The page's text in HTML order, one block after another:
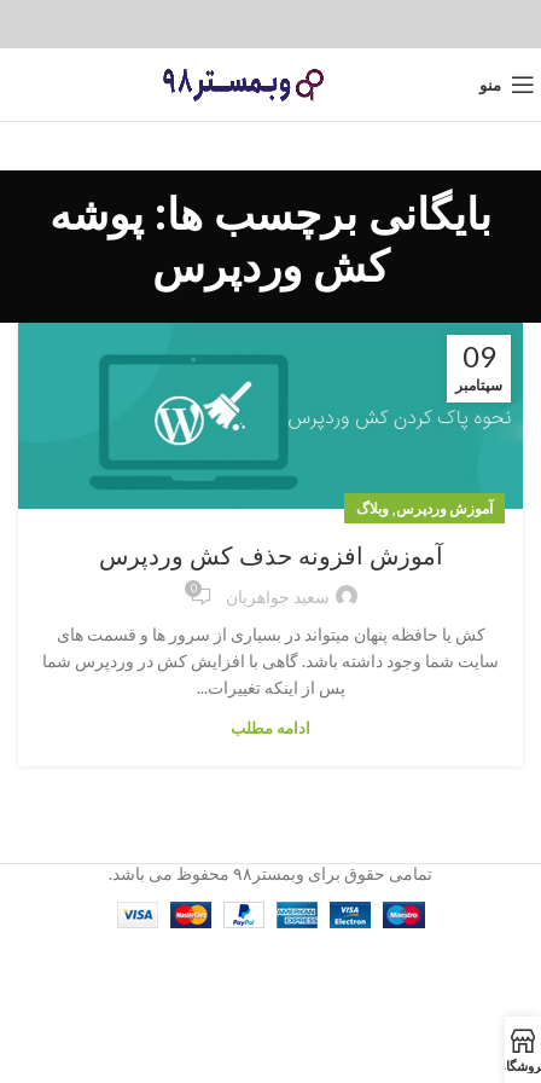
منو
بایگانی برچسب ها: پوشه
کش وردپرس
09
سپتامبر
آموزش وردپرس, وبلاگ
آموزش افزونه حذف کش وردپرس
سعید جواهریان 0
کش یا حافظه پنهان میتواند در بسیاری از سرور ها و قسمت های
سایت شما وجود داشته باشد. گاهی با افزایش کش در وردپرس شما
پس از اینکه تغییرات...
ادامه مطلب
تمامی حقوق برای وبمستر۹۸ محفوظ می باشد.